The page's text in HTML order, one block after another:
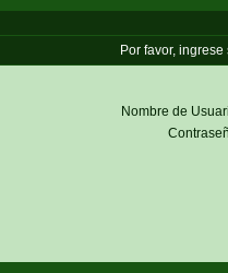
Por favor,
Nombre de